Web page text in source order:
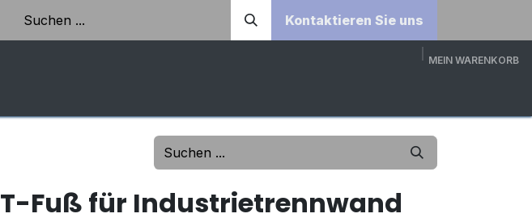
Kontaktieren Sie uns
MEIN WARENKORB
T-Fuß für Industrietrennwand